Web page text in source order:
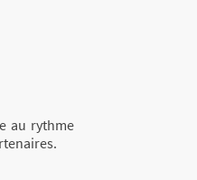
au rythme